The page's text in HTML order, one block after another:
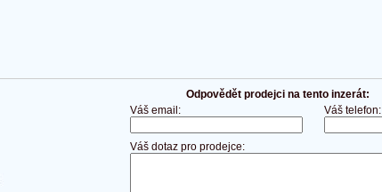
Odpovědět prodejci na tento inzerát:
Váš email:
Váš telefon:
Váš dotaz pro prodejce: